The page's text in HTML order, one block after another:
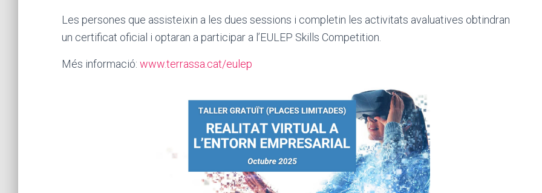
Les persones que assisteixin a les dues sessions i completin les activitats avaluatives obtindran
un certificat oficial i optaran a participar a l’EULEP Skills Competition.
Més informació: www.terrassa.cat/eulep